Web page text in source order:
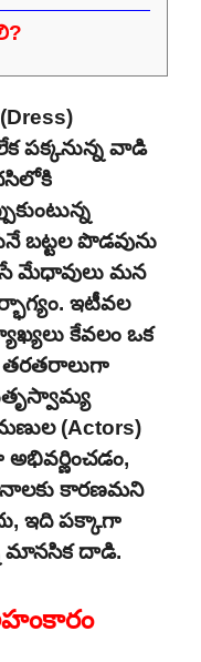
పక్కనున్న వాడి
బట్టల పొడవును
మేధావులు మన
ఇటీవల
కేవలం ఒక
తరతరాలుగా
(Actors)
కారణమని
ఇది పక్కాగా
మానసిక దాడి.